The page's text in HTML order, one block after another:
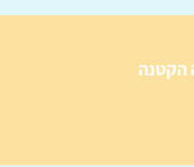
הקטנה